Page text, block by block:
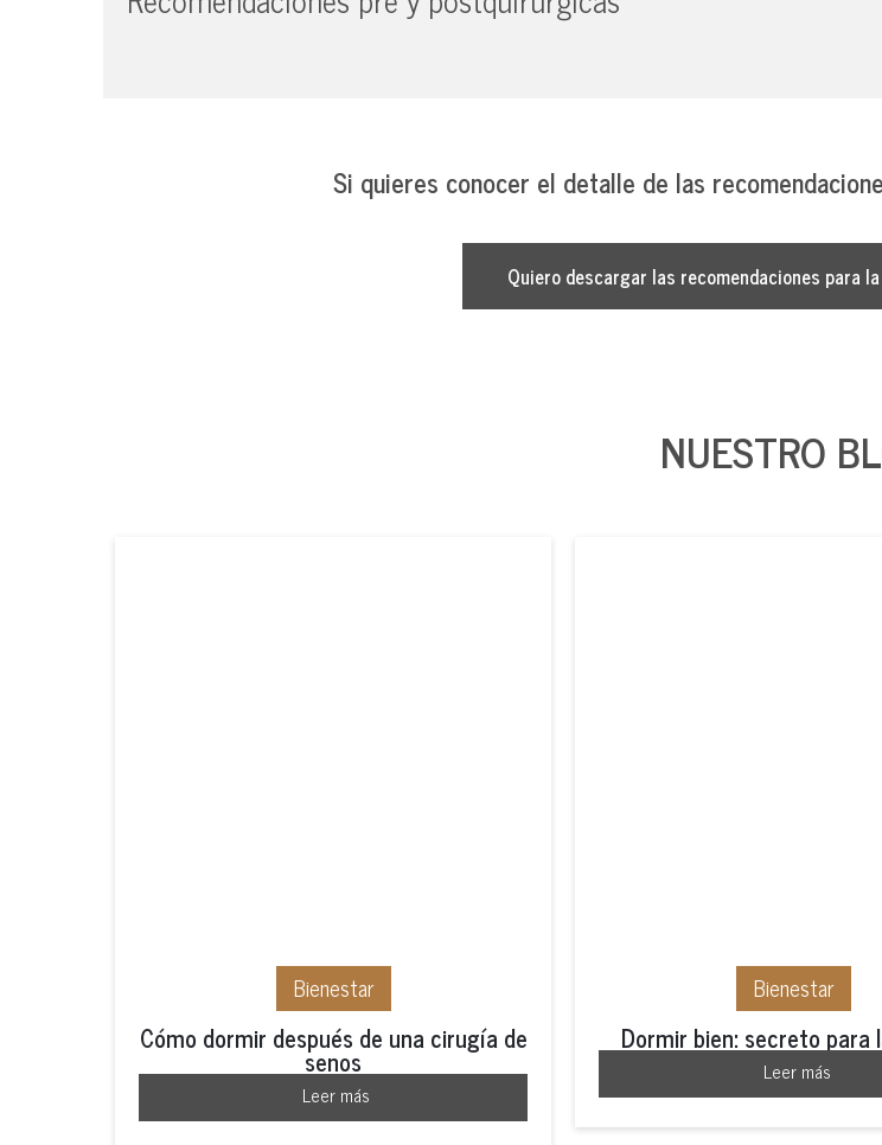
Si quieres conocer el detalle de las
Quiero descargar las recomendaciones para
NUESTRO
Bienestar
Cómo dormir después de una cirugía de
senos
Leer más
Bienestar
Dormir bien: secreto para
Leer más